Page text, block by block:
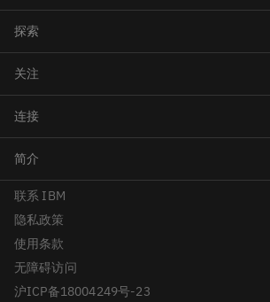
联系 IBM
隐私政策
使用条款
无障碍访问
沪ICP备18004249号-23